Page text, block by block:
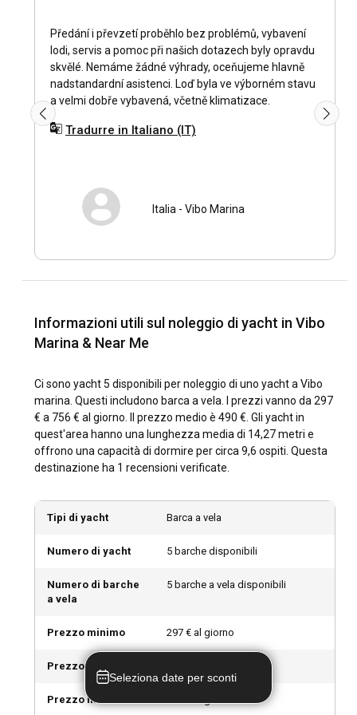
condizioni ideali per la navigazione. I mesi estivi sono
particolarmente popolari per visitare i luoghi di interesse e
partecipare ai festival locali. Tuttavia, noleggiare uno yacht
in bassa stagione potrebbe anche essere vantaggioso,
offrendo un'esperienza di navigazione tranquilla senza la
folla.
Il clima a Vibo Marina è tipicamente mediterraneo, con
estati calde e secche e inverni miti. Le temperature del
l'anno. Ci sono modelli di vento affidabili, ottimi per la vela,
con onde calme e correnti costanti. Questo rende le
Assaporare la cucina locale è un modo per immergersi nella
cultura di Vibo Marina. Visita i luoghi storici e i musei per
conoscere il passato della città. Interagisci con i cordiali
abitanti del posto per comprendere il loro modo di vivere.
Ogni strada, ristorante e sito storico racconta una storia
Quali sono le principali attrazioni e attività
all'esplorazione di attrazioni come il Castello di Vibo
Valentia e il Castello Normanno-Hoehenstaufen, ci sono
notturna della città, la deliziosa cucina e una miriade di
opportunità ricreative all'aperto la rendono una
destinazione molto amata per il noleggio di yacht.
Quali sono i migliori porti turistici e ancoraggi a
Předání i převzetí proběhlo bez problémů, vybavení
lodi, servis a pomoc při našich dotazech byly opravdu
skvělé. Nemáme žádné výhrady, oceňujeme hlavně
nadstandardní asistenci. Loď byla ve výborném stavu
a velmi dobře vybavená, včetně klimatizace.
Tradurre in Italiano (IT)
Italia - Vibo Marina
Informazioni utili sul noleggio di yacht in Vibo
Marina & Near Me
Ci sono yacht 5 disponibili per noleggio di uno yacht a Vibo
marina. Questi includono barca a vela. I prezzi vanno da 297
€ a 756 € al giorno. Il prezzo medio è 490 €. Gli yacht in
quest'area hanno una lunghezza media di 14,27 metri e
offrono una capacità di dormire per circa 9,6 ospiti. Questa
destinazione ha 1 recensioni verificate.
Tipi di yacht Barca a vela
Numero di yacht 5 barche disponibili
Numero di barche
a vela
5 barche a vela disponibili
Prezzo minimo 297 € al giorno
Prezzo massimo
Prezzo medio
Seleziona date per sconti